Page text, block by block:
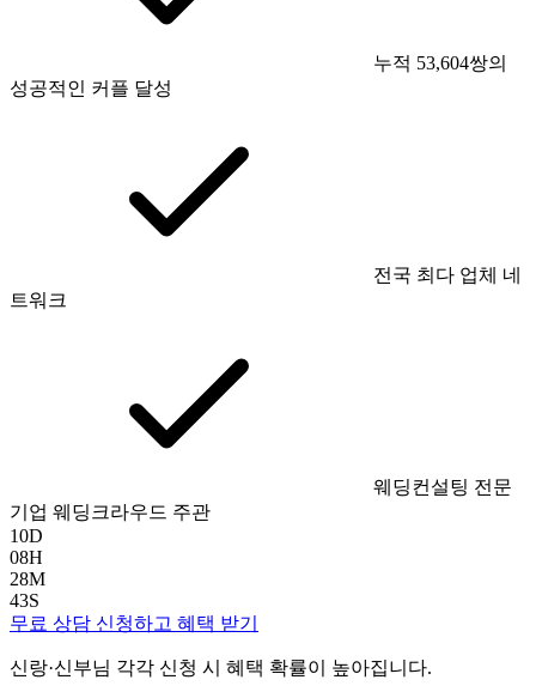
누적 53,604쌍의
성공적인 커플 달성
전국 최다 업체 네
트워크
웨딩컨설팅 전문
기업 웨딩크라우드 주관
10D
08H
28M
42S
무료 상담 신청하고 혜택 받기
신랑·신부님 각각 신청 시 혜택 확률이 높아집니다.